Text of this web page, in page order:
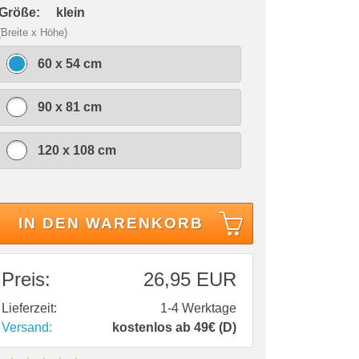
klein
x Höhe)
60 x 54 cm
90 x 81 cm
120 x 108 cm
IN DEN WARENKORB
Preis: 26,95 EUR
Lieferzeit:
1-4 Werktage
Versand:
kostenlos ab 49€ (D)